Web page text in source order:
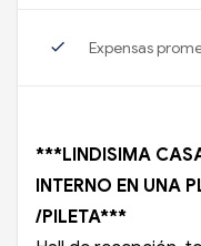
check Expensas
***LINDISIMA
INTERNO EN UNA
/PILETA***